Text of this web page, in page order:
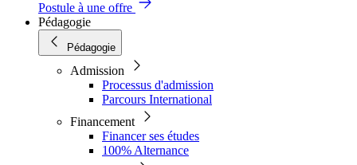
Postule à une offre
Pédagogie
Pédagogie
Admission
Processus d'admission
Parcours International
Financement
Financer ses études
100% Alternance